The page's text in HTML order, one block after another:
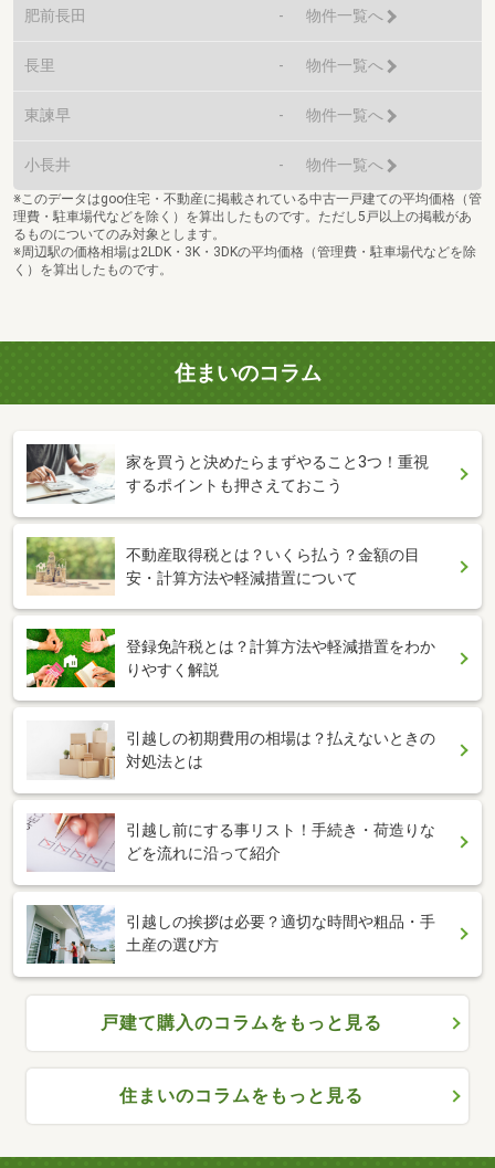
肥前長田 - 物件一覧へ
長里 - 物件一覧へ
東諫早 - 物件一覧へ
小長井 - 物件一覧へ
※このデータはgoo住宅・不動産に掲載されている中古一戸建ての平均価格（管
理費・駐車場代などを除く）を算出したものです。ただし5戸以上の掲載があ
るものについてのみ対象とします。
※周辺駅の価格相場は2LDK・3K・3DKの平均価格（管理費・駐車場代などを除
く）を算出したものです。
住まいのコラム
家を買うと決めたらまずやること3つ！重視
するポイントも押さえておこう
不動産取得税とは？いくら払う？金額の目
安・計算方法や軽減措置について
登録免許税とは？計算方法や軽減措置をわか
りやすく解説
引越しの初期費用の相場は？払えないときの
対処法とは
引越し前にする事リスト！手続き・荷造りな
どを流れに沿って紹介
引越しの挨拶は必要？適切な時間や粗品・手
土産の選び方
戸建て購入のコラムをもっと見る
住まいのコラムをもっと見る